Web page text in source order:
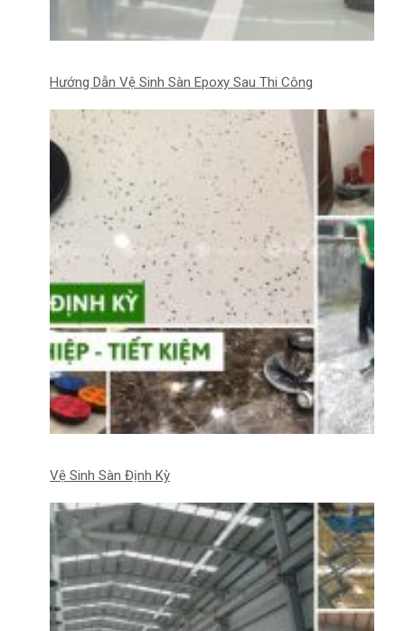
Hướng Dẫn Vệ Sinh Sàn Epoxy Sau Thi Công
Vệ Sinh Sàn Định Kỳ